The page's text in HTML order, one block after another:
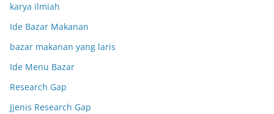
karya ilmiah
Ide Bazar Makanan
bazar makanan yang laris
Ide Menu Bazar
Research Gap
Jjenis Research Gap